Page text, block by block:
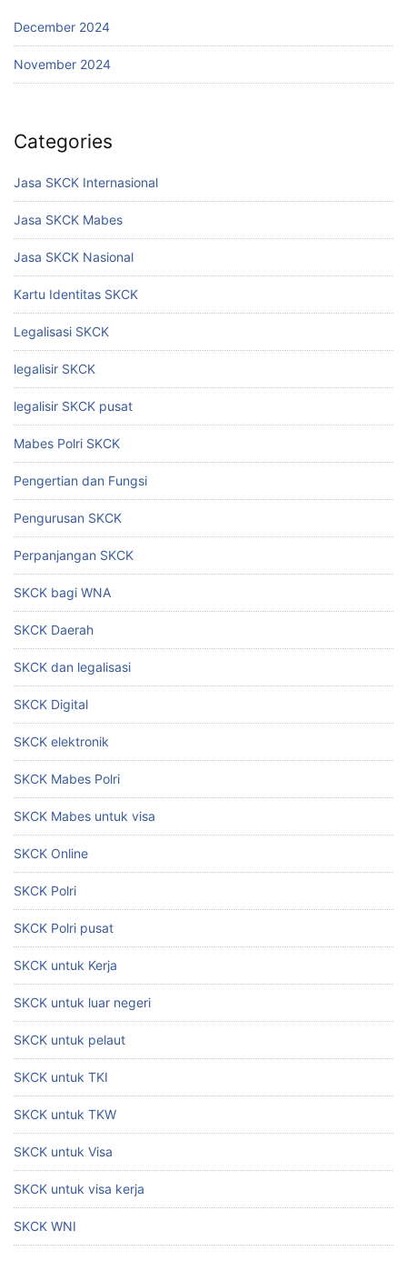
December 2024
November 2024
Categories
Jasa SKCK Internasional
Jasa SKCK Mabes
Jasa SKCK Nasional
Kartu Identitas SKCK
Legalisasi SKCK
legalisir SKCK
legalisir SKCK pusat
Mabes Polri SKCK
Pengertian dan Fungsi
Pengurusan SKCK
Perpanjangan SKCK
SKCK bagi WNA
SKCK Daerah
SKCK dan legalisasi
SKCK Digital
SKCK elektronik
SKCK Mabes Polri
SKCK Mabes untuk visa
SKCK Online
SKCK Polri
SKCK Polri pusat
SKCK untuk Kerja
SKCK untuk luar negeri
SKCK untuk pelaut
SKCK untuk TKI
SKCK untuk TKW
SKCK untuk Visa
SKCK untuk visa kerja
SKCK WNI